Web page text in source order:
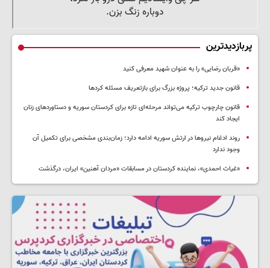
پربازدیدترین
«قربان رضایی» را به عنوان شهید معرفی کنید
قانون جدید ترکیه؛ پروژه بزرگ‌ برای بازتعریف مسئله کردها
قانون چارچوب ترکیه می‌تواند مرحله‌ای تازه برای کردستان سوریه و دستاوردهای زنان
ایجاد کند
روند ادغام نیروها در ارتش سوریه ادامه دارد؛ زمان‌بندی مشخصی برای تکمیل آن
وجود ندارد
«غیاث احمدی»، نماینده کردستان در مسابقات «مردان آهنین» ایران، درگذشت